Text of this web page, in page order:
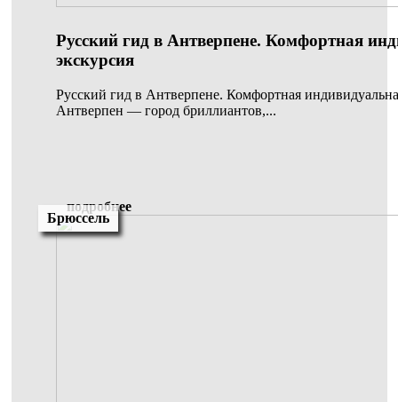
Русский гид в Антверпене. Комфортная
экскурсия
Русский гид в Антверпене. Комфортная
Антверпен — город бриллиантов,...
подробнее
Брюссель